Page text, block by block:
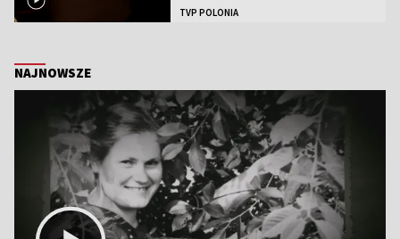
TVP POLONIA
NAJNOWSZE